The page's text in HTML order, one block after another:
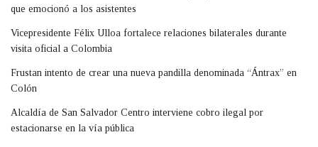
que emocionó a los asistentes
Vicepresidente Félix Ulloa fortalece relaciones bilaterales durante
visita oficial a Colombia
Frustan intento de crear una nueva pandilla denominada “Ántrax” en
Colón
Alcaldía de San Salvador Centro interviene cobro ilegal por
estacionarse en la vía pública